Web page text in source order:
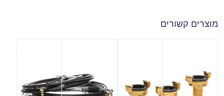
מוצרים קשורים